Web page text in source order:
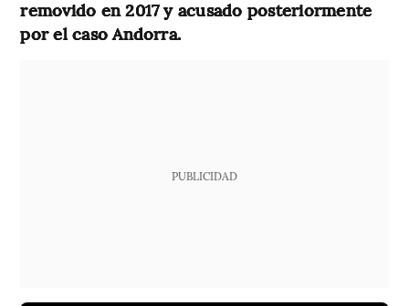
removido en 2017 y acusado posteriormente
por el caso Andorra.
PUBLICIDAD